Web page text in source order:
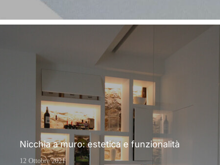
Nicchia a muro: estetica e funzionalità
12 Ottobre 2021